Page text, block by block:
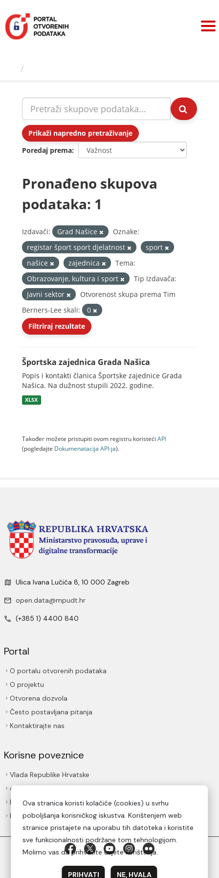
sadržaj
Prikaži napredno pretraživanje
Poredaj prema
Pronađeno skupova
podataka: 1
Izdavači: Grad Našice
Oznake:
registar šport sport djelatnost
sport
našice
zajednica
Tema:
Obrazovanje, kultura i sport
Tip Izdavača:
Javni sektor
Otvorenost skupa prema Tim
Berners-Lee skali:
0
Filtriraj rezultate
Športska zajednica Grada Našica
Popis i kontakti članica Športske zajednice Grada
Našica. Na dužnost stupili 2022. godine.
XLSX
Također možete pristupiti ovom registru koristeći API
(pogledajte Dokumenаtаcijа API-jа).